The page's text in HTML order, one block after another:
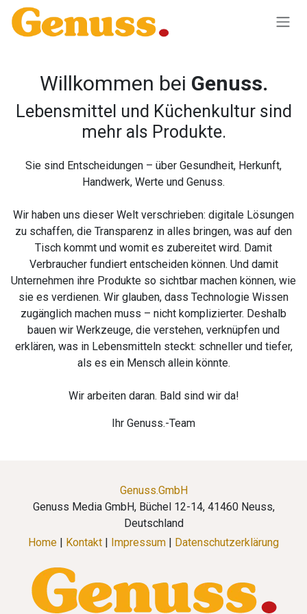
Zum Inhalt springen
Willkommen bei Genuss.
Lebensmittel und Küchenkultur sind
mehr als Produkte.
Sie sind Entscheidungen – über Gesundheit, Herkunft,
Handwerk, Werte und Genuss.
Wir haben uns dieser Welt verschrieben: digitale Lösungen
zu schaffen, die Transparenz in alles bringen, was auf den
Tisch kommt und womit es zubereitet wird. Damit
Verbraucher fundiert entscheiden können. Und damit
Unternehmen ihre Produkte so sichtbar machen können, wie
sie es verdienen. Wir glauben, dass Technologie Wissen
zugänglich machen muss – nicht komplizierter. Deshalb
bauen wir Werkzeuge, die verstehen, verknüpfen und
erklären, was in Lebensmitteln steckt: schneller und tiefer,
als es ein Mensch allein könnte.
Wir arbeiten daran. Bald sind wir da!
Ihr Genuss.-Team
Genuss.GmbH
Genuss Media GmbH, Büchel 12-14, 41460 Neuss,
Deutschland
Home | Kontakt | Impressum | Datenschutzerklärung